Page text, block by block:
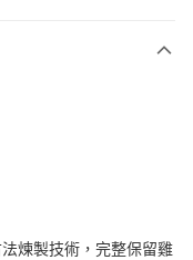
煉製技術，完整保留雞